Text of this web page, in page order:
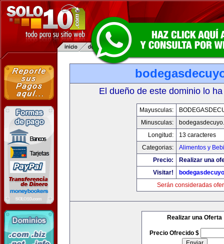
El dueño de este dominio lo
Mayusculas:
Minusculas:
Longitud:
13 caracteres
Categorias:
Alimentos y
Precio:
Realizar una
Visitar!
Serán consideradas
Realizar una Oferta
Precio Ofrecido $